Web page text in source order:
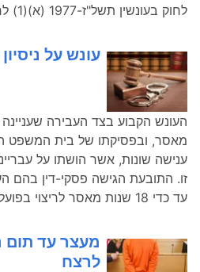
לחוק בעונשין תשל"ז-1977 (א)(1) לחוק, בצירוף סעיף 29 בו
עונש על
מאסר, ובפסיקתו של בית המשפט
ענישה שונות, אשר הושתו על
זו. התובעת הגישה פסקי-דין בהם
עד כדי 18 שנות מאסר לריצוי בפועל (למשל, ע"פ 5015/98
מעצר עד תום
לרצח